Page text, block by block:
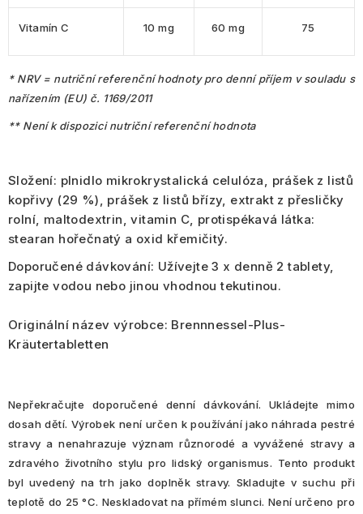
Vitamín C 10 mg 60 mg 75
* NRV = nutriční referenční hodnoty pro denní příjem v souladu s
nařízením (EU) č. 1169/2011
** Není k dispozici nutriční referenční hodnota
Složení: plnidlo mikrokrystalická celulóza, prášek z listů
kopřivy (29 %), prášek z listů břízy, extrakt z přesličky
rolní, maltodextrin, vitamin C, protispékavá látka:
stearan hořečnatý a oxid křemičitý.
Doporučené dávkování: Užívejte 3 x denně 2 tablety,
zapijte vodou nebo jinou vhodnou tekutinou.
Originální název výrobce: Brennnessel-Plus-
Kräutertabletten
Nepřekračujte doporučené denní dávkování. Ukládejte mimo
dosah dětí. Výrobek není určen k používání jako náhrada pestré
stravy a nenahrazuje význam různorodé a vyvážené stravy a
zdravého životního stylu pro lidský organismus. Tento produkt
byl uvedený na trh jako doplněk stravy. Skladujte v suchu při
teplotě do 25 °C. Neskladovat na přímém slunci. Není určeno pro